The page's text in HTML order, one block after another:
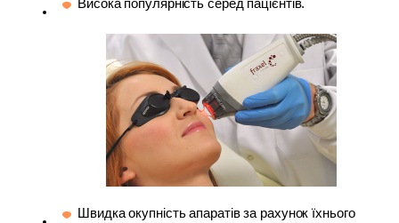
Висока популярність серед пацієнтів.
Швидка окупність апаратів за рахунок їхнього